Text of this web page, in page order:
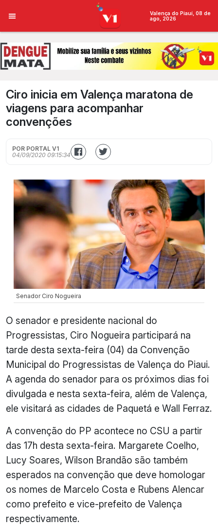
Valença do Piauí, 08 de
ago, 2026
Ciro inicia em Valença maratona de
viagens para acompanhar
convenções
POR PORTAL V1
04/09/2020 09:15:34
Senador Ciro Nogueira
O senador e presidente nacional do
Progressistas, Ciro Nogueira participará na
tarde desta sexta-feira (04) da Convenção
Municipal do Progressistas de Valença do Piaui.
A agenda do senador para os próximos dias foi
divulgada e nesta sexta-feira, além de Valença,
ele visitará as cidades de Paquetá e Wall Ferraz.
A convenção do PP acontece no CSU a partir
das 17h desta sexta-feira. Margarete Coelho,
Lucy Soares, Wilson Brandão são também
esperados na convenção que deve homologar
os nomes de Marcelo Costa e Rubens Alencar
como prefeito e vice-prefeito de Valença
respectivamente.